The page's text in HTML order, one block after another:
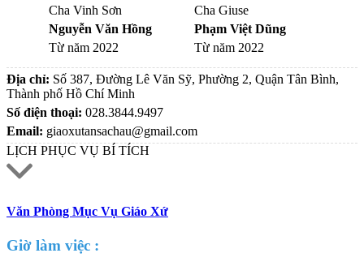
Cha Vinh Sơn
Nguyễn Văn Hồng
Từ năm 2022
Cha Giuse
Phạm Việt Dũng
Từ năm 2022
Địa chỉ: Số 387, Đường Lê Văn Sỹ, Phường 2, Quận Tân Bình,
Thành phố Hồ Chí Minh
Số điện thoại: 028.3844.9497
Email: giaoxutansachau@gmail.com
LỊCH PHỤC VỤ BÍ TÍCH
Văn Phòng Mục Vụ Giáo Xứ
Giờ làm việc :